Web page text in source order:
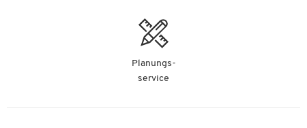
Planungs-
service